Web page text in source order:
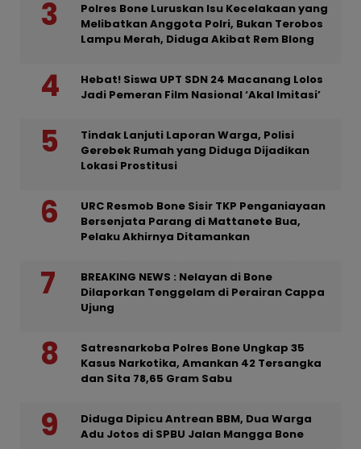
Polres Bone Luruskan Isu Kecelakaan yang
Melibatkan Anggota Polri, Bukan Terobos
Lampu Merah, Diduga Akibat Rem Blong
Hebat! Siswa UPT SDN 24 Macanang Lolos
Jadi Pemeran Film Nasional ‘Akal Imitasi’
Tindak Lanjuti Laporan Warga, Polisi
Gerebek Rumah yang Diduga Dijadikan
Lokasi Prostitusi
URC Resmob Bone Sisir TKP Penganiayaan
Bersenjata Parang di Mattanete Bua,
Pelaku Akhirnya Ditamankan
BREAKING NEWS : Nelayan di Bone
Dilaporkan Tenggelam di Perairan Cappa
Ujung
Satresnarkoba Polres Bone Ungkap 35
Kasus Narkotika, Amankan 42 Tersangka
dan Sita 78,65 Gram Sabu
Diduga Dipicu Antrean BBM, Dua Warga
Adu Jotos di SPBU Jalan Mangga Bone